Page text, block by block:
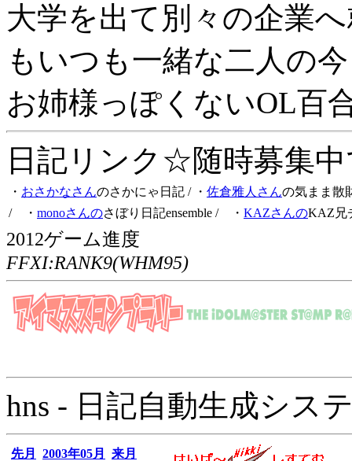
大学を出て別々の企業
もいつも一緒な二人の
お姉様っぽくないOL百
日記リンク☆随時募集
・ おさかなさんのさかにゃ日記 / ・ 佐倉雅人さんの気まま散
/ ・ monoさんのさぼり日記ensemble / ・ KAZさんのKAZ兄
2012ゲーム進度
FFXI:RANK9(WHM95)
hns - 日記自動生成シス
先月 2003年05月
来月